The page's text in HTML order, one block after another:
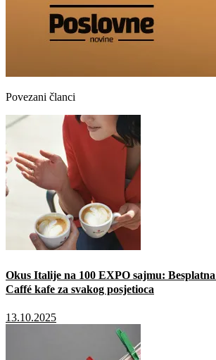
Povezani članci
Okus Italije na 100 EXPO sajmu:
Caffé kafe za svakog posjetioca
13.10.2025